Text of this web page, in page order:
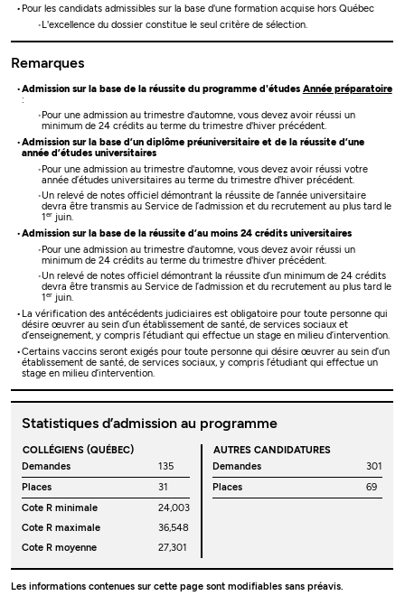
Pour les candidats admissibles sur la base d'une formation acquise hors Québec
L'excellence du dossier constitue le seul critère de sélection.
Remarques
Admission sur la base de la réussite du programme d'études Année préparatoire
:
Pour une admission au trimestre d'automne, vous devez avoir réussi un
minimum de 24 crédits au terme du trimestre d'hiver précédent.
Admission sur la base d’un diplôme préuniversitaire et de la réussite d’une
année d’études universitaires
Pour une admission au trimestre d'automne, vous devez avoir réussi votre
année d’études universitaires au terme du trimestre d'hiver précédent.
Un relevé de notes officiel démontrant la réussite de l’année universitaire
devra être transmis au Service de l’admission et du recrutement au plus tard le
1er juin.
Admission sur la base de la réussite d’au moins 24 crédits universitaires
Pour une admission au trimestre d'automne, vous devez avoir réussi un
minimum de 24 crédits au terme du trimestre d'hiver précédent.
Un relevé de notes officiel démontrant la réussite d’un minimum de 24 crédits
devra être transmis au Service de l’admission et du recrutement au plus tard le
1er juin.
La vérification des antécédents judiciaires est obligatoire pour toute personne qui
désire œuvrer au sein d’un établissement de santé, de services sociaux et
d’enseignement, y compris l’étudiant qui effectue un stage en milieu d’intervention.
Certains vaccins seront exigés pour toute personne qui désire œuvrer au sein d’un
établissement de santé, de services sociaux, y compris l’étudiant qui effectue un
stage en milieu d’intervention.
Statistiques d’admission au programme
COLLÉGIENS (QUÉBEC)
Demandes
135
Places
31
Cote R minimale
24,003
Cote R maximale
36,548
Cote R moyenne
27,301
AUTRES CANDIDATURES
Demandes
301
Places
69
Les informations contenues sur cette page sont modifiables sans préavis.